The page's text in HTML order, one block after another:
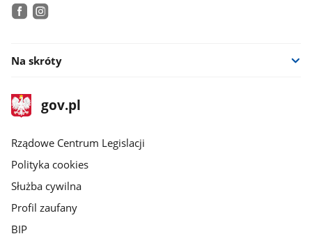
Na skróty
stopka
gov.plStrona
gov.pl
Rządowe Centrum Legislacji
Polityka cookies
Służba cywilna
Profil zaufany
BIP